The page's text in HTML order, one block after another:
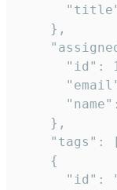
    },
"id":
    },
"tags":
    {
"id":